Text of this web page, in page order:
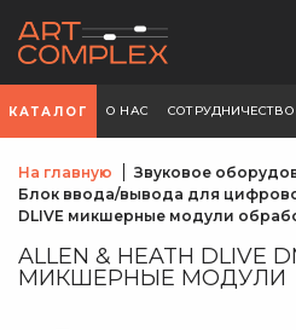
КАТАЛОГ О НАС СОТРУДНИЧЕСТВО
На главную Звуковое
Блок ввода/вывода для
DLIVE микшерные модули
ALLEN & HEATH DLIVE
МИКШЕРНЫЕ МОДУЛИ